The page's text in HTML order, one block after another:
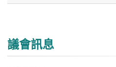
議會訊息